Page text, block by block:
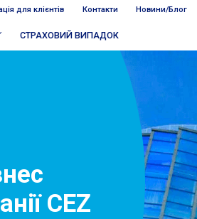
для клієнтів Контакти Новини/Блог
СТРАХОВИЙ ВИПАДОК
CEZ